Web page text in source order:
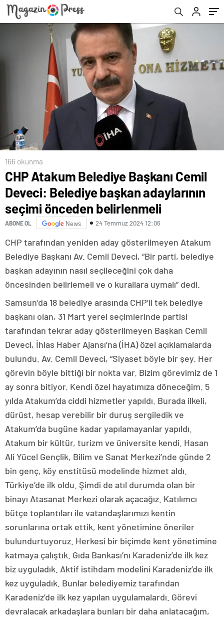
belirlenmeli
166 okunma
CHP Atakum Belediye Başkanı Cemil
Deveci: Belediye başkan adaylarının
seçimi önceden belirlenmeli
ABONE OL News 24 Temmuz 2024 12:06
CHP tarafından yeniden aday gösterilmeyen Atakum
Belediye Başkanı Av. Cemil Deveci, “Bir parti, belediye
başkan adayının nasıl seçileceğini çok daha
öncesinden belirlemeli ve o kurallara uymalı” dedi.
Samsun’da 18 belediye arasında CHP’li tek belediye
başkanı olan, 31 Mart yerel seçimlerinde partisi
tarafından tekrar aday gösterilmeyen Başkan Cemil
Deveci, İhlas Haber Ajansı’na (İHA) özel açıklamalarda
bulundu. Av. Cemil Deveci, “Siyaset böyle bir şey. Her
görevin böyle bittiği bir nokta var. Bizim görevimiz de 1
ay sonra bitiyor. Kendi özel hayatımıza döneceğim. 5
yılda Atakum’da ciddi hizmetler yapıldı. Burada ilkeli,
dürüst, hesap verebilir bir duruş sergiledik ve
Atakum’da bugüne kadar yapılamayanlar yapıldı.
Atakum bir kültür, turizm ve üniversite kendi. Hasan
Ali Yücel Gençlik, Bilim ve Sanat Merkezi’nde günde 2
bin genç, köy enstitüsü modelinde hizmet aldı.
Türkiye’de ilk oldu. Şimdi de atıl durumda olan bir
binayı Atasanat Merkezi olarak açacağız. Katılımcı
bütçe toplantıları ile vatandaşlarımızı kentin
sorunlarına ortak ettik, kent yönetimine öneriler
bulundurtuyoruz. Herkesi bir biçimde kent yönetimine
katmaya çalıştık. Gıda Bankası’nı Karadeniz’de ilk kez
biz uyguladık. Aktif istihdam modelini Karadeniz’de ilk
kez uyguladık. Bunlar belediyemiz tarafından
Karadeniz’de ilk kez yapılan uygulamalardı. Görevi
devralacak arkadaşlara bunları bir daha anlatacağım,